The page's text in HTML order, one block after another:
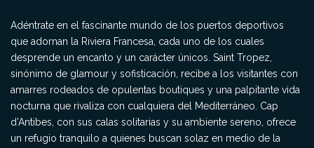
Adéntrate en el fascinante mundo de los puertos deportivos
que adornan la Riviera Francesa, cada uno de los cuales
desprende un encanto y un carácter únicos. Saint Tropez,
sinónimo de glamour y sofisticación, recibe a los visitantes con
amarres rodeados de opulentas boutiques y una palpitante vida
nocturna que rivaliza con cualquiera del Mediterráneo. Cap
d’Antibes, con sus calas solitarias y su ambiente sereno, ofrece
un refugio tranquilo a quienes buscan solaz en medio de la